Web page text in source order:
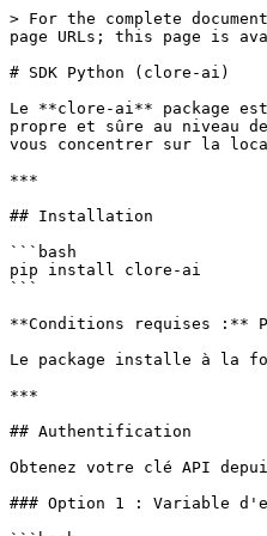
> For the complete documentation index, see [llms.txt](https://docs.clore.ai/llms.txt). Markdown versions of documentation pages are available by appending `.md` to page URLs; this page is available as [Markdown](https://docs.clore.ai/clore.ai/clore.ai-eng-fr/developpeurs/python-sdk.md).

# SDK Python (clore-ai)

Le **clore-ai** package est le SDK Python officiel pour la [Clore.ai](https://clore.ai) place de marché de GPU. Il encapsule toute l'API REST dans une interface propre et sûre au niveau des types, avec limitation de débit intégrée, nouvelles tentatives automatiques et gestion structurée des erreurs — afin que vous puissiez vous concentrer sur la location de GPU, pas sur la plomberie HTTP.

***

## Installation

```bash
pip install clore-ai
```

**Conditions requises :** Python 3.9+

Le package installe à la fois le SDK Python et le [`clore` CLI](/clore.ai/clore.ai-eng-fr/developpeurs/cli-guide.md).

***

## Authentification

Obtenez votre clé API depuis le [tableau de bord Clore.ai](https://clore.ai) → **API** section.

### Option 1 : Variable d'environnement (recommandé)

```bash
export CLORE_API_KEY=your_api_key_here
```

Le SDK lit `CLORE_API_KEY` automatiquement — aucun changement de code nécessaire.

### Option 2 : fichier de configuration CLI

```bash
clore config set api_key YOUR_API_KEY
```

Cela stocke la clé dans `~/.clore/config.json`.

###